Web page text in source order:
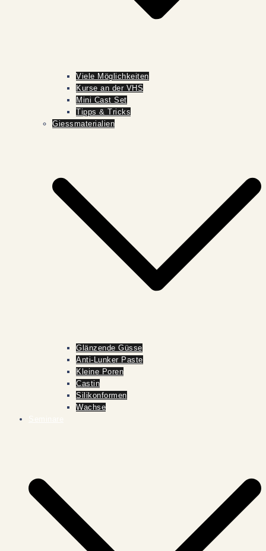
Viele Möglichkeiten
Kurse an der VHS
Mini Cast Set
Tipps & Tricks
Giessmaterialien
Glänzende Güsse
Anti-Lunker Paste
Kleine Poren
Castin
Silikonformen
Wachse